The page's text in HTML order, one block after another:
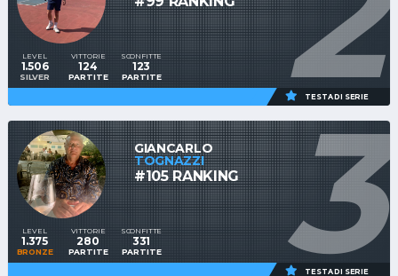
LEVEL
1.506
SILVER
VITTORIE
124
PARTITE
SCONFITTE
123
PARTITE
TESTA DI SERIE
3
GIANCARLO
TOGNAZZI
#105 RANKING
LEVEL
1.375
BRONZE
VITTORIE
280
PARTITE
SCONFITTE
331
PARTITE
TESTA DI SERIE